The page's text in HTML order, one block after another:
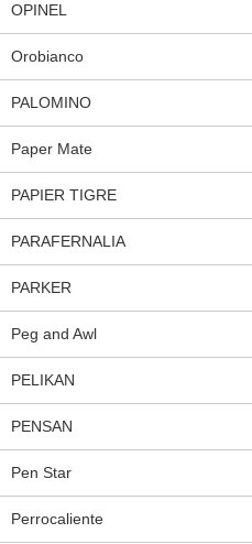
OPINEL
Orobianco
PALOMINO
Paper Mate
PAPIER TIGRE
PARAFERNALIA
PARKER
Peg and Awl
PELIKAN
PENSAN
Pen Star
Perrocaliente